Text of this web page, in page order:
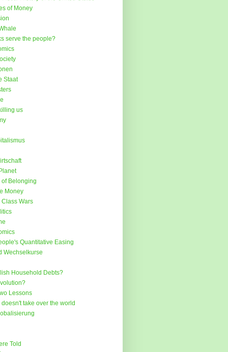
of Money
serve the people?
Staat
us
Belonging
Money
Wars
Quantitative Easing
Wechselkurse
Household Debts?
Lessons
take over the world
Told